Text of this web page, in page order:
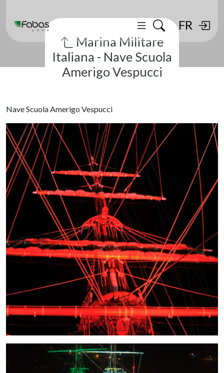
FR
Marina Militare
Italiana - Nave Scuola
Amerigo Vespucci
Nave Scuola Amerigo Vespucci